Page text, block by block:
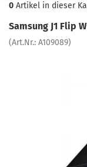
0 Artikel in dieser
Sam­sung J1 Flip
(Art.Nr.: A109089)